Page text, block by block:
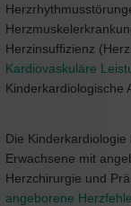
Herzinsuffizienz
Kardiovaskuläre
Kinderkardiologische
Die
Erwachsene mit
Herzchirurgie und
angeborene